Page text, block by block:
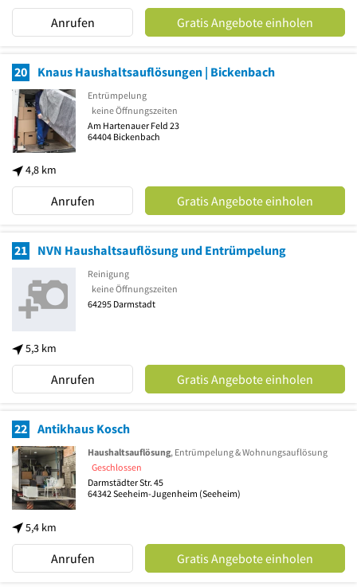
Anrufen Gratis Angebote einholen
20 Knaus Haushaltsauflösungen | Bickenbach
4,8 km
Entrümpelung
keine Öffnungszeiten
Am Hartenauer Feld 23
64404 Bickenbach
Anrufen Gratis Angebote einholen
21 NVN Haushaltsauflösung und Entrümpelung
5,3 km
Reinigung
keine Öffnungszeiten
64295 Darmstadt
Anrufen Gratis Angebote einholen
22 Antikhaus Kosch
5,4 km
Haushaltsauflösung, Entrümpelung & Wohnungsauflösung
Geschlossen
Darmstädter Str. 45
64342 Seeheim-Jugenheim (Seeheim)
Anrufen Gratis Angebote einholen